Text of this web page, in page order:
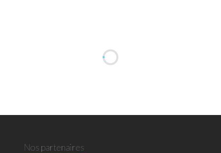
Nos partenaires